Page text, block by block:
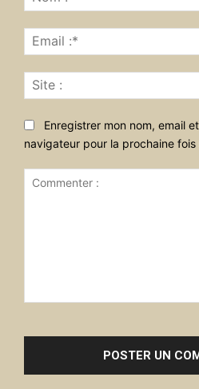
Enregistrer mon nom, email
navigateur pour la prochaine